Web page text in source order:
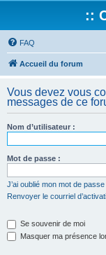
::
FAQ
Accueil du forum
Vous devez vous
messages de ce
Nom d’utilisateur :
Mot de passe :
J’ai oublié mon mot de passe
Renvoyer le courriel
Se souvenir de moi
Masquer ma présence